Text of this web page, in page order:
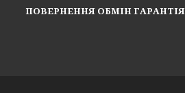
ПОВЕРНЕННЯ ОБМІН ГАРАНТІЯ